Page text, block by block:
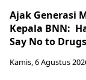
Ajak Generasi
Kepala BNN:
Say No to Drugs
Kamis, 6 Agustus